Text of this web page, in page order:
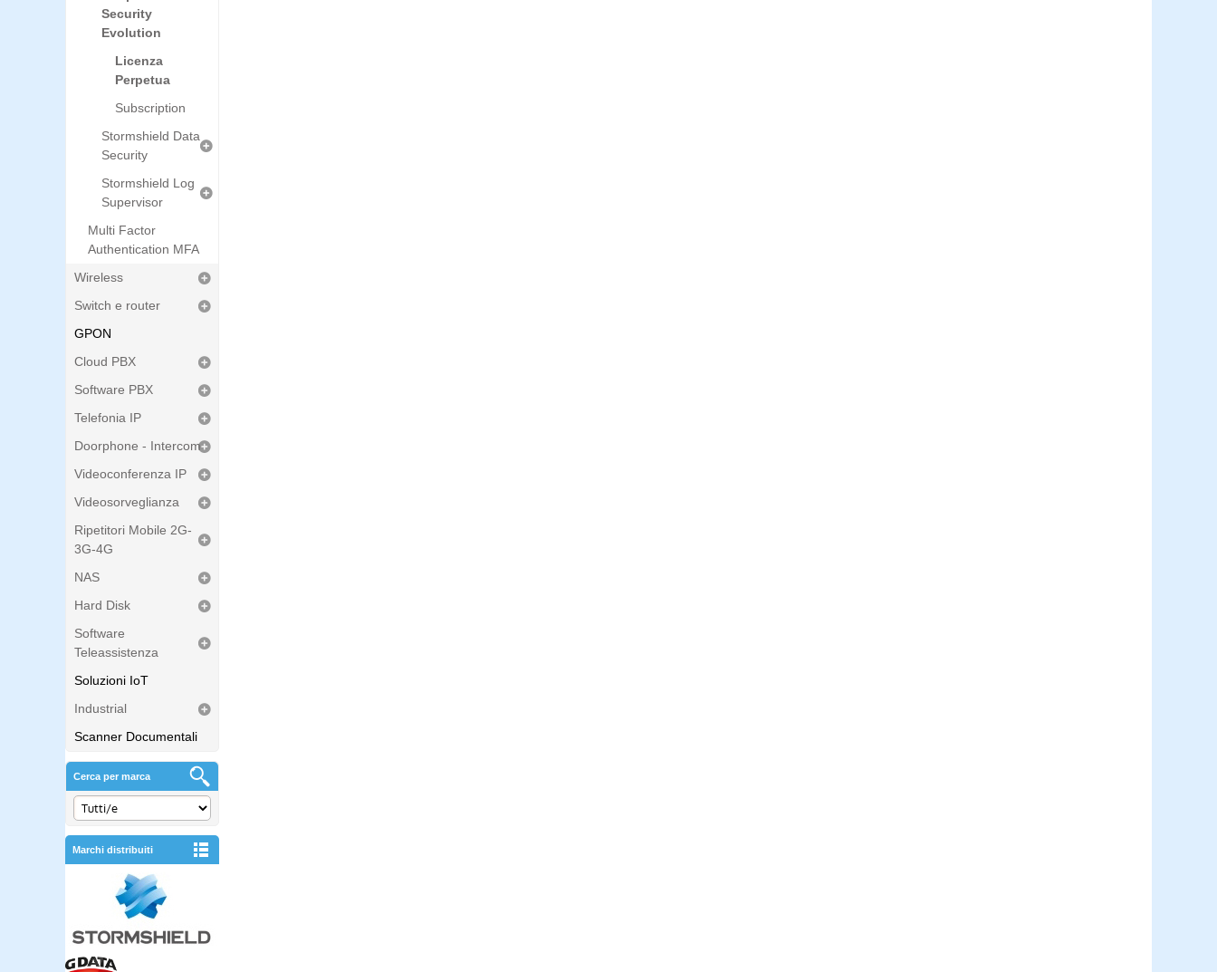
Security
Evolution
Licenza
Perpetua
Subscription
Stormshield Data
Security
Stormshield Log
Supervisor
Multi Factor
Authentication MFA
Wireless
Switch e router
GPON
Cloud PBX
Software PBX
Telefonia IP
Doorphone - Intercom
Videoconferenza IP
Videosorveglianza
Ripetitori Mobile 2G-
3G-4G
NAS
Hard Disk
Software
Teleassistenza
Soluzioni IoT
Industrial
Scanner Documentali
Cerca per marca
Marchi distribuiti